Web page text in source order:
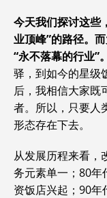
今天我们探讨这些
业顶峰”的路径。
“永不落幕的行业”。
驿，到如今的星级
后，我相信大家既
者。所以，只要人
形态存在下去。
从发展历程来看，
务元素单一；80年
资饭店兴起；90